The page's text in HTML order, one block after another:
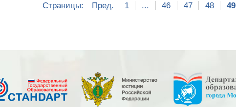
Страницы: Пред. 1 ... 46 47 48 49